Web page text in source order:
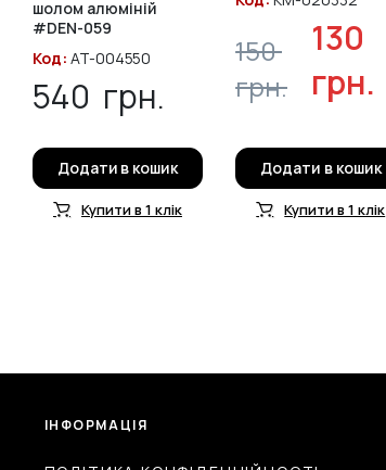
шолом алюміній
#DEN-059
Код: AT-004550
540 грн.
Додати в кошик
Купити в 1 клік
150
грн.
ціна:
150
130
грн.
ціна:
130
Додати в кошик
Купити в 1 клік
ІНФОРМАЦІЯ